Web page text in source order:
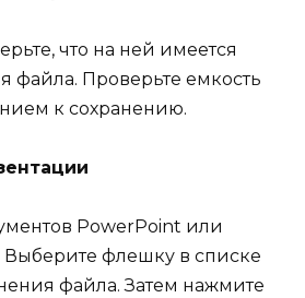
что на ней имеется
файла. Проверьте емкость
к сохранению.
PowerPoint или
Выберите флешку в списке
файла. Затем нажмите